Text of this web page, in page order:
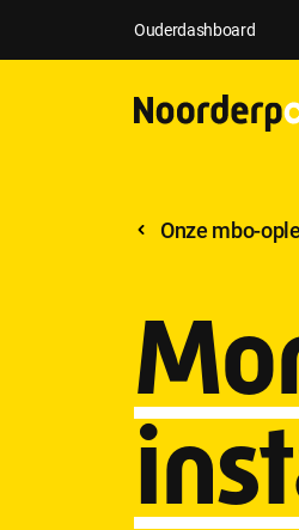
Ouderdashboard
Onze mbo-